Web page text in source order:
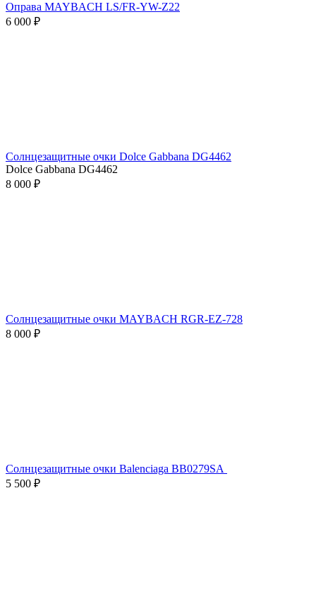
Оправа MAYBACH LS/FR-YW-Z22
6 000 ₽
Солнцезащитные очки Dolce Gabbana DG4462
Dolce Gabbana DG4462
8 000 ₽
Солнцезащитные очки MAYBACH RGR-EZ-728
8 000 ₽
Солнцезащитные очки Balenciaga BB0279SA
5 500 ₽